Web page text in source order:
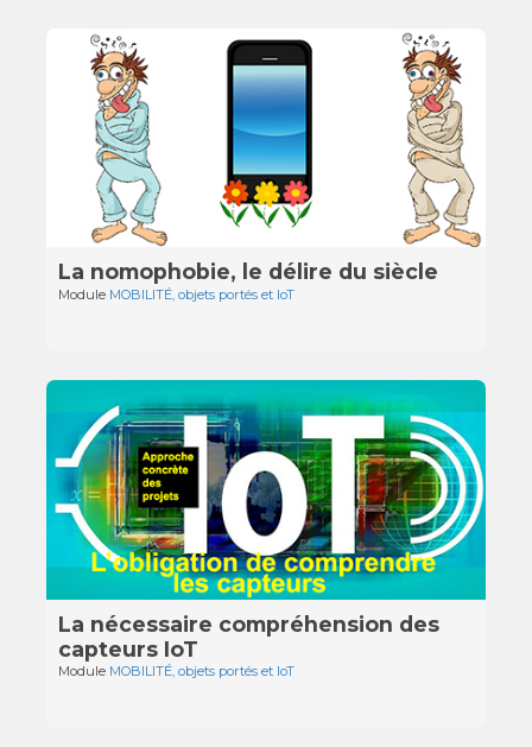
La nomophobie, le délire du siècle
Module MOBILITÉ, objets portés et IoT
La nécessaire compréhension des
capteurs IoT
Module MOBILITÉ, objets portés et IoT